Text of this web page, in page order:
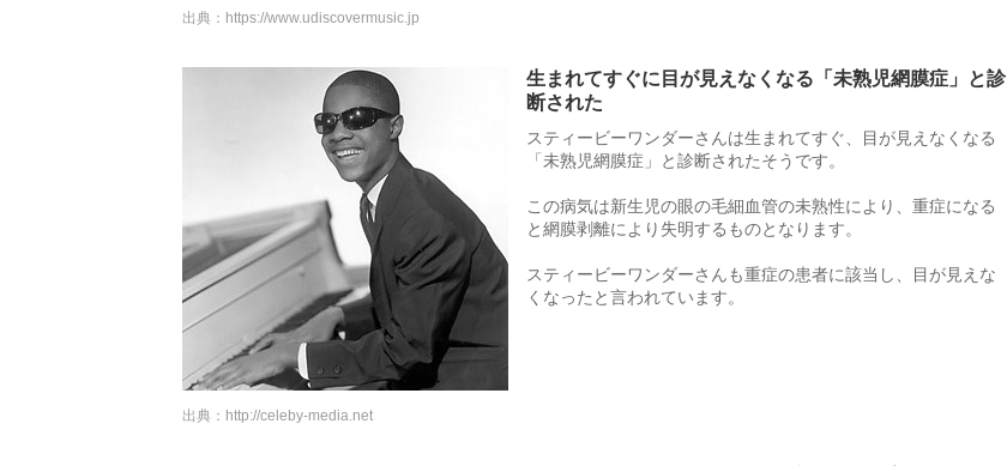
出典： https://www.udiscovermusic.jp
生まれてすぐに目が見えなくなる「未熟児網膜症」と診
断された
スティービーワンダーさんは生まれてすぐ、目が見えなくなる
「未熟児網膜症」と診断されたそうです。
この病気は新生児の眼の毛細血管の未熟性により、重症になる
と網膜剥離により失明するものとなります。
スティービーワンダーさんも重症の患者に該当し、目が見えな
くなったと言われています。
出典： http://celeby-media.net